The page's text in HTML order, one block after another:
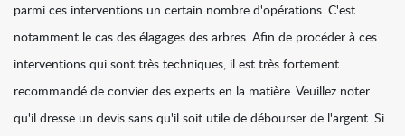
parmi ces interventions un certain nombre d'opérations. C'est
notamment le cas des élagages des arbres. Afin de procéder à ces
interventions qui sont très techniques, il est très fortement
recommandé de convier des experts en la matière. Veuillez noter
qu'il dresse un devis sans qu'il soit utile de débourser de l'argent. Si